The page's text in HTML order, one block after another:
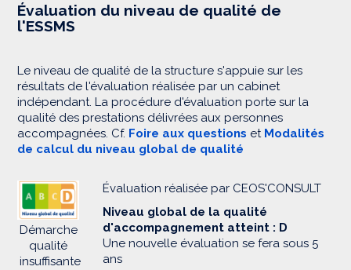
Évaluation du niveau de qualité de
l'ESSMS
Le niveau de qualité de la structure s'appuie sur les
résultats de l'évaluation réalisée par un cabinet
indépendant. La procédure d'évaluation porte sur la
qualité des prestations délivrées aux personnes
accompagnées. Cf. Foire aux questions et Modalités
de calcul du niveau global de qualité
Démarche
qualité
insuffisante
Évaluation réalisée par CEOS'CONSULT
Niveau global de la qualité
d'accompagnement atteint : D
Une nouvelle évaluation se fera sous 5
ans